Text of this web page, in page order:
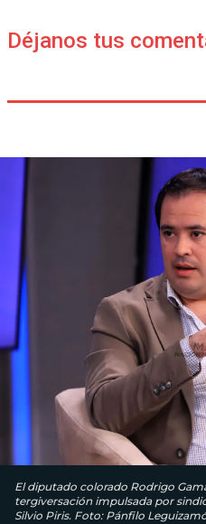
Déjanos tus
El diputado colorado Rodrigo
tergiversación impulsada por
Silvio Piris. Foto: Pánfilo